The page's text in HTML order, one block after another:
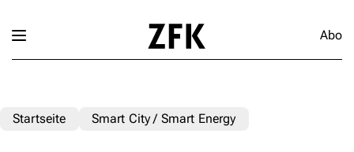
Abo
Startseite Smart City / Smart Energy